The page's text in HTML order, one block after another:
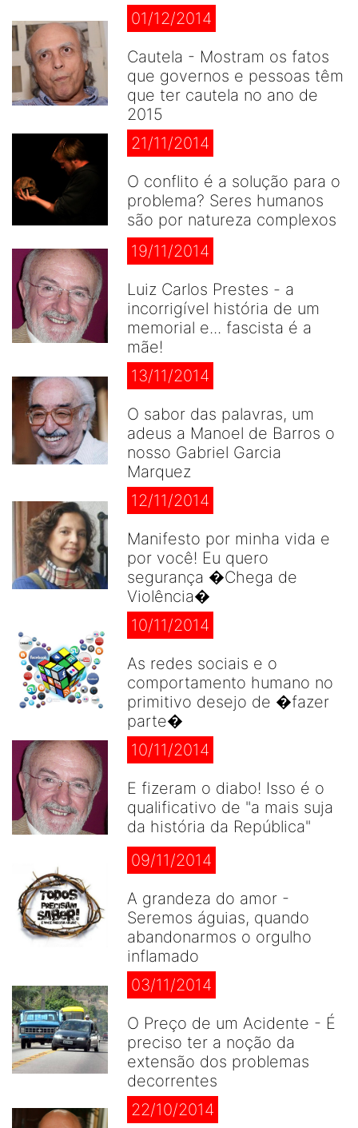
01/12/2014
Cautela - Mostram os fatos
que governos e pessoas têm
que ter cautela no ano de
2015
21/11/2014
O conflito é a solução para o
problema? Seres humanos
são por natureza complexos
19/11/2014
Luiz Carlos Prestes - a
incorrigível história de um
memorial e... fascista é a
mãe!
13/11/2014
O sabor das palavras, um
adeus a Manoel de Barros o
nosso Gabriel Garcia
Marquez
12/11/2014
Manifesto por minha vida e
por você! Eu quero
segurança �Chega de
Violência�
10/11/2014
As redes sociais e o
comportamento humano no
primitivo desejo de �fazer
parte�
10/11/2014
E fizeram o diabo! Isso é o
qualificativo de "a mais suja
da história da República"
09/11/2014
A grandeza do amor -
Seremos águias, quando
abandonarmos o orgulho
inflamado
03/11/2014
O Preço de um Acidente - É
preciso ter a noção da
extensão dos problemas
decorrentes
22/10/2014